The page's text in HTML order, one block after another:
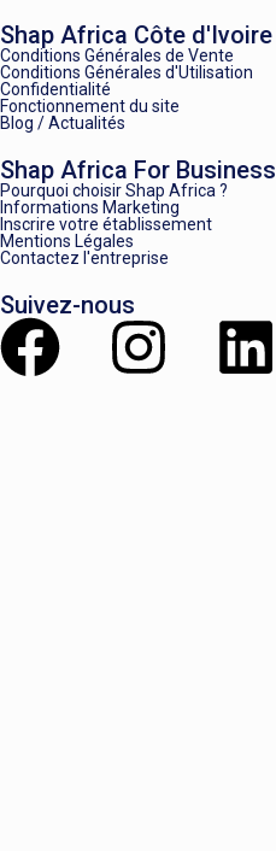
Shap Africa Côte d'Ivoire
Conditions Générales de Vente
Conditions Générales d'Utilisation
Confidentialité
Fonctionnement du site
Blog / Actualités
Shap Africa For Business
Pourquoi choisir Shap Africa ?
Informations Marketing
Inscrire votre établissement
Mentions Légales
Contactez l'entreprise
Suivez-nous